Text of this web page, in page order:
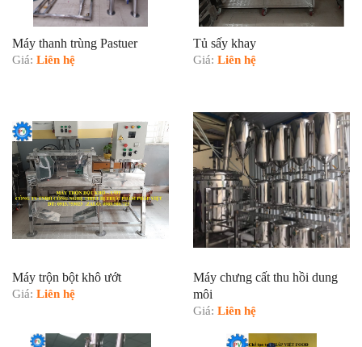
Máy thanh trùng Pastuer
Giá: Liên hệ
Tủ sấy khay
Giá: Liên hệ
Máy trộn bột khô ướt
Giá: Liên hệ
Máy chưng cất thu hồi dung
môi
Giá: Liên hệ